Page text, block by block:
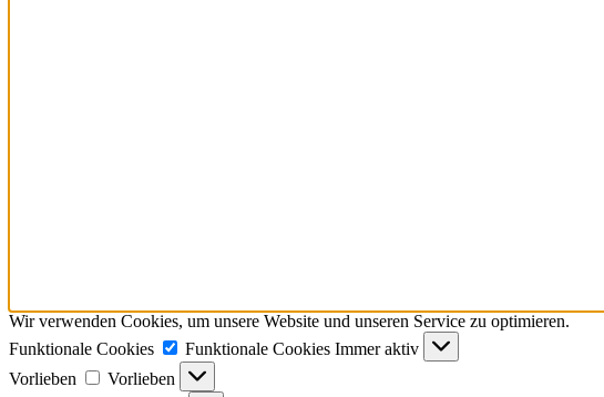
Wir verwenden Cookies, um unsere Website und unseren Service zu optimieren.
Funktionale Cookies
Funktionale Cookies Immer aktiv
Vorlieben
Vorlieben